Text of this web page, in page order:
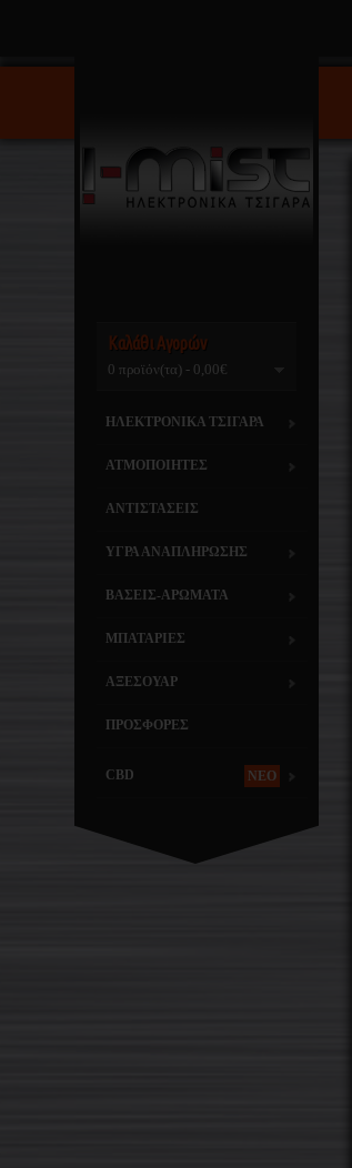
Καλάθι Αγορών
0 προϊόν(τα) - 0,00€
ΗΛΕΚΤΡΟΝΙΚΑ ΤΣΙΓΑΡΑ
ΑΤΜΟΠΟΙΗΤΕΣ
ΑΝΤΙΣΤΑΣΕΙΣ
ΥΓΡΑ ΑΝΑΠΛΗΡΩΣΗΣ
ΒΑΣΕΙΣ-ΑΡΩΜΑΤΑ
ΜΠΑΤΑΡΙΕΣ
ΑΞΕΣΟΥΑΡ
ΠΡΟΣΦΟΡΕΣ
NEO
CBD